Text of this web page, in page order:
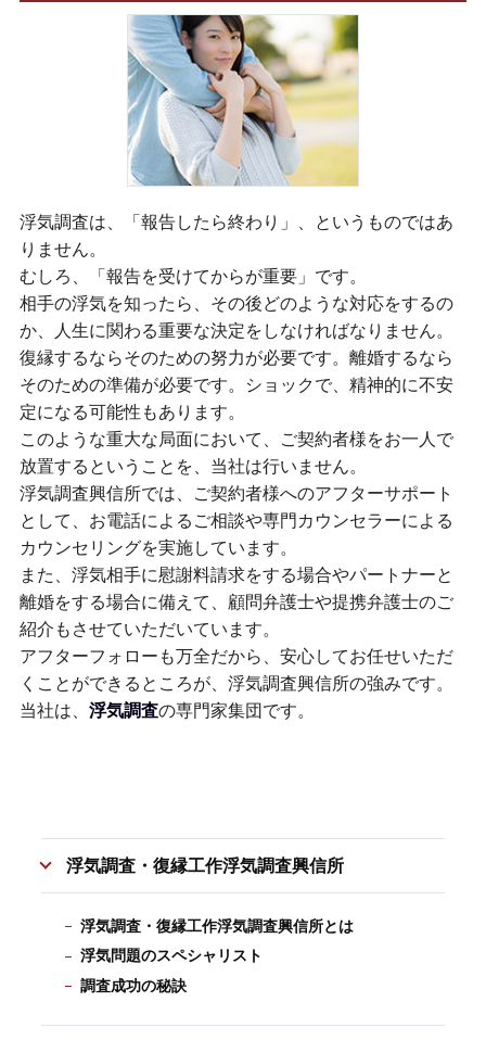
浮気調査は、「報告したら終わり」、というものではあ
りません。
むしろ、「報告を受けてからが重要」です。
相手の浮気を知ったら、その後どのような対応をするの
か、人生に関わる重要な決定をしなければなりません。
復縁するならそのための努力が必要です。離婚するなら
そのための準備が必要です。ショックで、精神的に不安
定になる可能性もあります。
このような重大な局面において、ご契約者様をお一人で
放置するということを、当社は行いません。
浮気調査興信所では、ご契約者様へのアフターサポート
として、お電話によるご相談や専門カウンセラーによる
カウンセリングを実施しています。
また、浮気相手に慰謝料請求をする場合やパートナーと
離婚をする場合に備えて、顧問弁護士や提携弁護士のご
紹介もさせていただいています。
アフターフォローも万全だから、安心してお任せいただ
くことができるところが、浮気調査興信所の強みです。
当社は、 浮気調査の専門家集団です。
浮気調査・復縁工作浮気調査興信所
浮気調査・復縁工作浮気調査興信所とは
浮気問題のスペシャリスト
調査成功の秘訣